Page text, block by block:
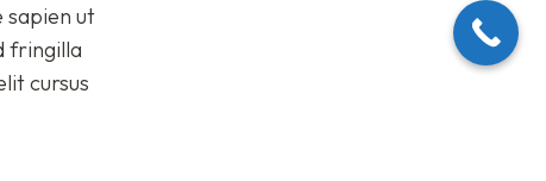
sapien ut
fringilla
cursus